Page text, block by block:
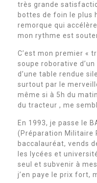
très grande
bottes de foin le plus
remorque qui
mon rythme est
C’est mon premier «
soupe roborative
d’une table rendue
surtout par le
même si à 5h du
du tracteur , me
En 1993, je passe le
(Préparation Militaire
baccalauréat, vends
les lycées et
seul et subvenir à
j’en paye le prix fort,